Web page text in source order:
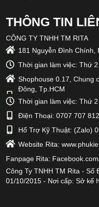
THÔNG TIN
CÔNG TY TNHH TM RITA
181 Nguyễn Đình Chính,
Thời gian làm việc: Thứ
Shophouse 0.17, Chung
Đông, Tp.HCM
Thời gian làm việc: Thứ
Điện Thoại: 0707 707
Hổ Trợ Kỹ Thuật: (Zalo)
Website Rita:
Fanpage Rita:
Công Ty TNHH TM Rita - Số
01/10/2015 - Nơi cấp: Sở kế